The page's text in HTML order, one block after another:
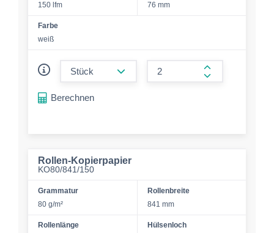
150 lfm
76 mm
Farbe
weiß
form.increase-
Berechnen
Rollen-Kopierpapier
KO80/841/150
Grammatur
80 g/m²
Rollenbreite
841 mm
Rollenlänge
Hülsenloch